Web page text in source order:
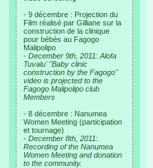
- 9 décembre : Projection du
Film réalisé par Gilliane sur la
construction de la clinique
pour bébés au Fagogo
Malipolipo
- December 9th, 2011: Alofa
Tuvalu' "Baby clinic
construction by the Fagogo"
video is projected to the
Fagogo Malipolipo club
Members
- 8 décembre : Nanumea
Women Meeting (participation
et tournage)
- December 8th, 2011:
Recording of the Nanumea
Women Meeting and donation
to the community.